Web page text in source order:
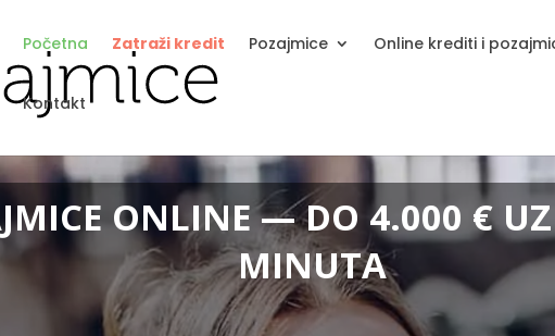
Početna Zatraži kredit Pozajmice Online krediti i
Kontakt
ONLINE — DO 4.000 €
MINUTA